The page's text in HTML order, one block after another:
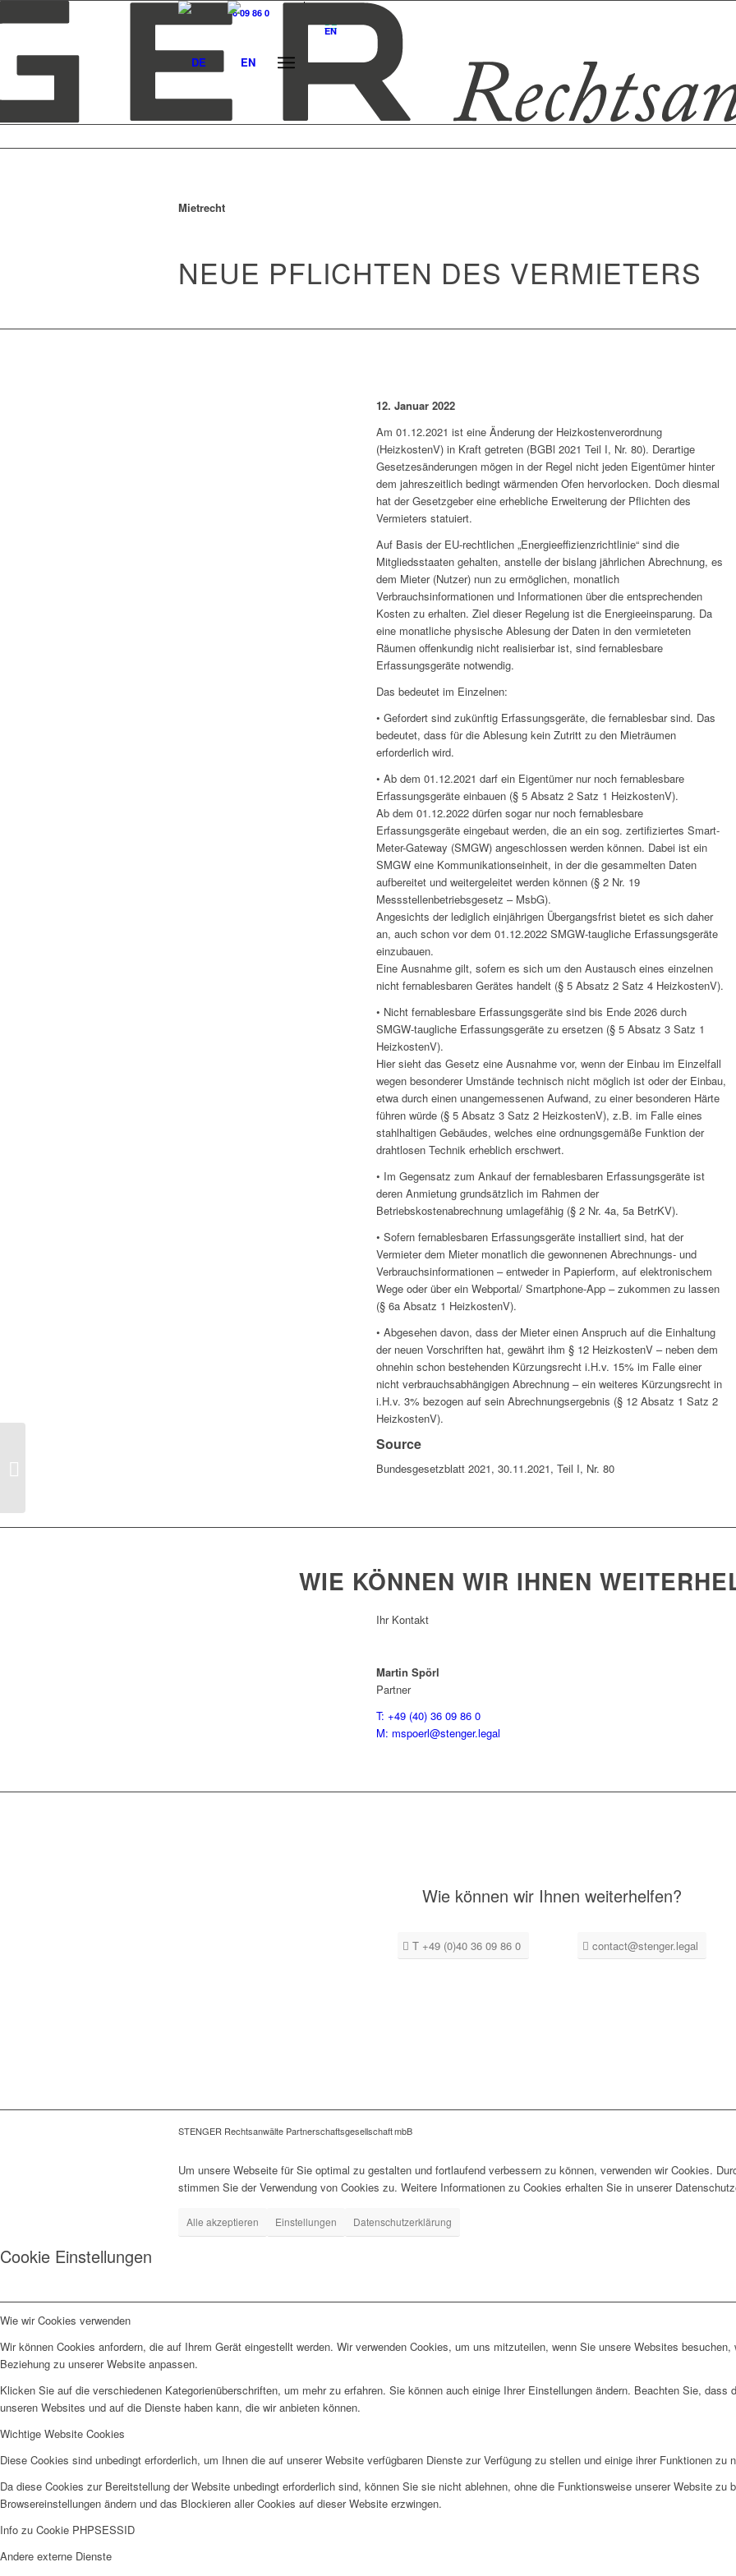
T +49 (0)40 36 09 86 0
DE
EN
Mietrecht
NEUE PFLICHTEN DES VERMIETERS
12. Januar 2022
Am 01.12.2021 ist eine Änderung der Heizkostenverordnung
(HeizkostenV) in Kraft getreten (BGBl 2021 Teil I, Nr. 80). Derartige
Gesetzesänderungen mögen in der Regel nicht jeden Eigentümer hinter
dem jahreszeitlich bedingt wärmenden Ofen hervorlocken. Doch diesmal
hat der Gesetzgeber eine erhebliche Erweiterung der Pflichten des
Vermieters statuiert.
Auf Basis der EU-rechtlichen „Energieeffizienzrichtlinie“ sind die
Mitgliedsstaaten gehalten, anstelle der bislang jährlichen Abrechnung, es
dem Mieter (Nutzer) nun zu ermöglichen, monatlich
Verbrauchsinformationen und Informationen über die entsprechenden
Kosten zu erhalten. Ziel dieser Regelung ist die Energieeinsparung. Da
eine monatliche physische Ablesung der Daten in den vermieteten
Räumen offenkundig nicht realisierbar ist, sind fernablesbare
Erfassungsgeräte notwendig.
Das bedeutet im Einzelnen:
• Gefordert sind zukünftig Erfassungsgeräte, die fernablesbar sind. Das
bedeutet, dass für die Ablesung kein Zutritt zu den Mieträumen
erforderlich wird.
• Ab dem 01.12.2021 darf ein Eigentümer nur noch fernablesbare
Erfassungsgeräte einbauen (§ 5 Absatz 2 Satz 1 HeizkostenV).
Ab dem 01.12.2022 dürfen sogar nur noch fernablesbare
Erfassungsgeräte eingebaut werden, die an ein sog. zertifiziertes Smart-
Meter-Gateway (SMGW) angeschlossen werden können. Dabei ist ein
SMGW eine Kommunikationseinheit, in der die gesammelten Daten
aufbereitet und weitergeleitet werden können (§ 2 Nr. 19
Messstellenbetriebsgesetz – MsbG).
Angesichts der lediglich einjährigen Übergangsfrist bietet es sich daher
an, auch schon vor dem 01.12.2022 SMGW-taugliche Erfassungsgeräte
einzubauen.
Eine Ausnahme gilt, sofern es sich um den Austausch eines einzelnen
nicht fernablesbaren Gerätes handelt (§ 5 Absatz 2 Satz 4 HeizkostenV).
• Nicht fernablesbare Erfassungsgeräte sind bis Ende 2026 durch
SMGW-taugliche Erfassungsgeräte zu ersetzen (§ 5 Absatz 3 Satz 1
HeizkostenV).
Hier sieht das Gesetz eine Ausnahme vor, wenn der Einbau im Einzelfall
wegen besonderer Umstände technisch nicht möglich ist oder der Einbau,
etwa durch einen unangemessenen Aufwand, zu einer besonderen Härte
führen würde (§ 5 Absatz 3 Satz 2 HeizkostenV), z.B. im Falle eines
stahlhaltigen Gebäudes, welches eine ordnungsgemäße Funktion der
drahtlosen Technik erheblich erschwert.
• Im Gegensatz zum Ankauf der fernablesbaren Erfassungsgeräte ist
deren Anmietung grundsätzlich im Rahmen der
Betriebskostenabrechnung umlagefähig (§ 2 Nr. 4a, 5a BetrKV).
• Sofern fernablesbaren Erfassungsgeräte installiert sind, hat der
Vermieter dem Mieter monatlich die gewonnenen Abrechnungs- und
Verbrauchsinformationen – entweder in Papierform, auf elektronischem
Wege oder über ein Webportal/ Smartphone-App – zukommen zu lassen
(§ 6a Absatz 1 HeizkostenV).
• Abgesehen davon, dass der Mieter einen Anspruch auf die Einhaltung
der neuen Vorschriften hat, gewährt ihm § 12 HeizkostenV – neben dem
ohnehin schon bestehenden Kürzungsrecht i.H.v. 15% im Falle einer
nicht verbrauchsabhängigen Abrechnung – ein weiteres Kürzungsrecht in
i.H.v. 3% bezogen auf sein Abrechnungsergebnis (§ 12 Absatz 1 Satz 2
HeizkostenV).
Source
Bundesgesetzblatt 2021, 30.11.2021, Teil I, Nr. 80
WIE KÖNNEN WIR IHNEN
Ihr Kontakt
Martin Spörl
Partner
T: +49 (40) 36 09 86 0
M: mspoerl@stenger.legal
Wie können wir Ihnen weiterhelfen?
T +49 (0)40 36 09 86 0 contact@stenger.legal
STENGER Rechtsanwälte Partnerschaftsgesellschaft mbB
Um unsere Webseite für Sie optimal zu gestalten und fortlaufend verbessern zu können, verwenden wir Cookies.
stimmen Sie der Verwendung von Cookies zu. Weitere Informationen zu Cookies erhalten Sie in unserer
Alle akzeptieren Einstellungen Datenschutzerklärung
Cookie Einstellungen
Wie wir Cookies verwenden
Wir können Cookies anfordern, die auf Ihrem Gerät eingestellt werden. Wir verwenden Cookies, um uns mitzuteilen, wenn Sie unsere Websites
Beziehung zu unserer Website anpassen.
Klicken Sie auf die verschiedenen Kategorienüberschriften, um mehr zu erfahren. Sie können auch einige Ihrer Einstellungen ändern. Beachten Sie,
unseren Websites und auf die Dienste haben kann, die wir anbieten können.
Wichtige Website Cookies
Diese Cookies sind unbedingt erforderlich, um Ihnen die auf unserer Website verfügbaren Dienste zur Verfügung zu stellen und einige ihrer Funktionen zu
Da diese Cookies zur Bereitstellung der Website unbedingt erforderlich sind, können Sie sie nicht ablehnen, ohne die Funktionsweise unserer Website
Browsereinstellungen ändern und das Blockieren aller Cookies auf dieser Website erzwingen.
Info zu Cookie PHPSESSID
Andere externe Dienste